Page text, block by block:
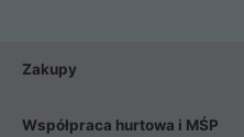
wentylatory. Na koniec mając
Zakupy
Współpraca hurtowa i MŚP